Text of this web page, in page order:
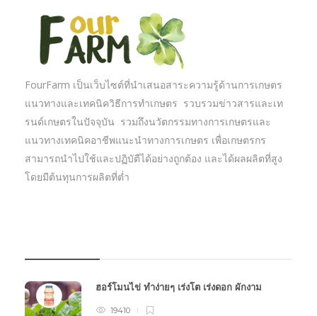
FourFarm เป็นเว็บไซต์ที่นำเสนอสาระความรู้ด้านการเกษตร
แนวทางและเทคนิควิธีการทำเกษตร รวบรวมข่าวสารและเท
รนด์เกษตรในปัจจุบัน รวมถึงนวัตกรรมทางการเกษตรและ
แนวทางเทคนิคอาชีพแนะนำทางการเกษตร เพื่อเกษตรกร
สามารถนำไปใช้และปฏิบัตืได้อย่างถูกต้อง และได้ผลผลิตที่สูง
โดยมีต้นทุนการผลิตที่ต่ำ
ฮอร์โมนไข่ ทำง่ายๆ เร่งโต เร่งดอก ผักงาม
19410